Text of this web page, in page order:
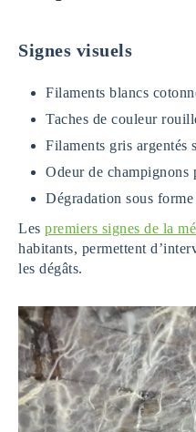
Signes visuels
Filaments blancs
Taches de couleur
Filaments gris argentés
Odeur de champignons
Dégradation sous
Les premiers signes de la
habitants, permettent
les dégâts.